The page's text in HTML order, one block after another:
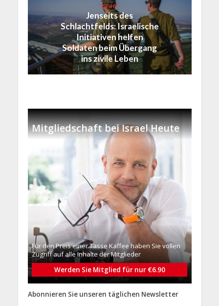
Israel
Jenseits des
Schlachtfelds: Israelische
Initiativen helfen
Soldaten beim Übergang
ins zivile Leben
Mitgliedschaft bei Israel Heute
Für den Preis einer Tasse Kaffee haben Sie vollen
Zugriff auf alle Inhalte der Mitglieder
Werden Sie Mitglied für nur €6.90
Abonnieren Sie unseren täglichen Newsletter